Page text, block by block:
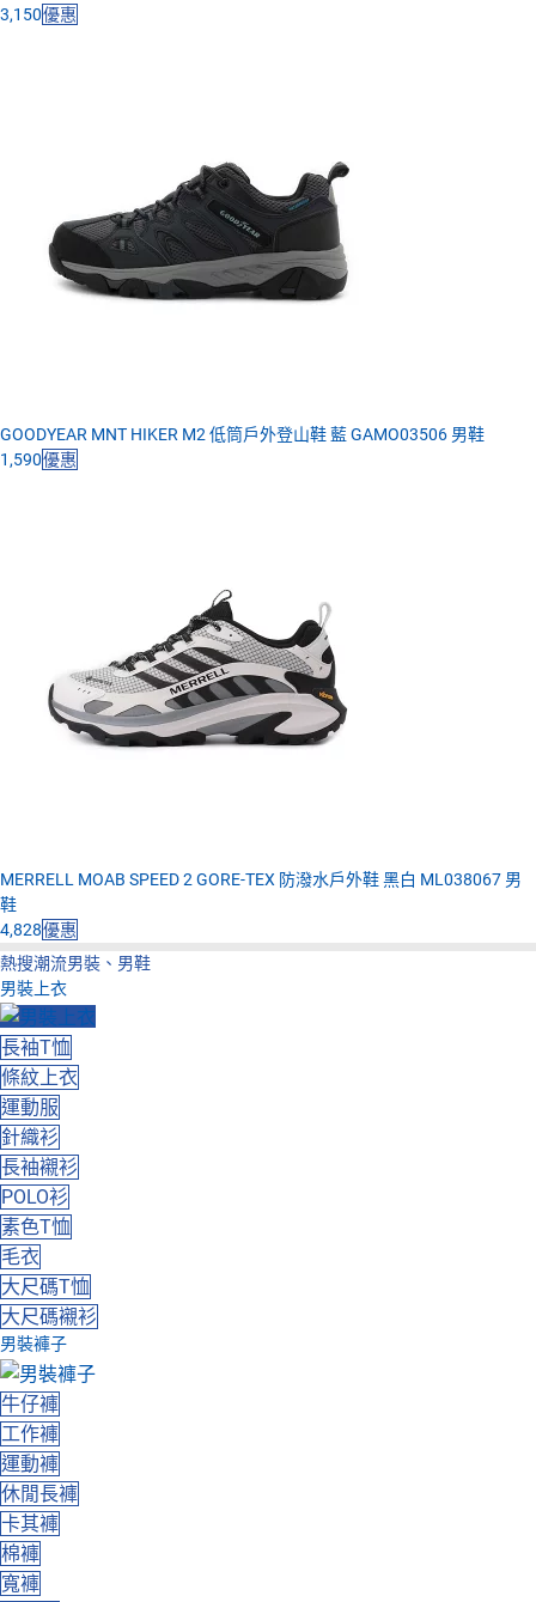
3,150優惠
GOODYEAR MNT HIKER M2 低筒戶外登山鞋 藍 GAMO03506 男鞋
1,590優惠
MERRELL MOAB SPEED 2 GORE-TEX 防潑水戶外鞋 黑白 ML038067 男
鞋
4,828優惠
熱搜潮流男裝、男鞋
男裝上衣
長袖T恤
條紋上衣
運動服
針織衫
長袖襯衫
POLO衫
素色T恤
毛衣
大尺碼T恤
大尺碼襯衫
男裝褲子
牛仔褲
工作褲
運動褲
休閒長褲
卡其褲
棉褲
寬褲